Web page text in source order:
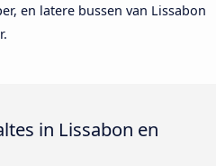
en latere bussen van Lissabon
in Lissabon en